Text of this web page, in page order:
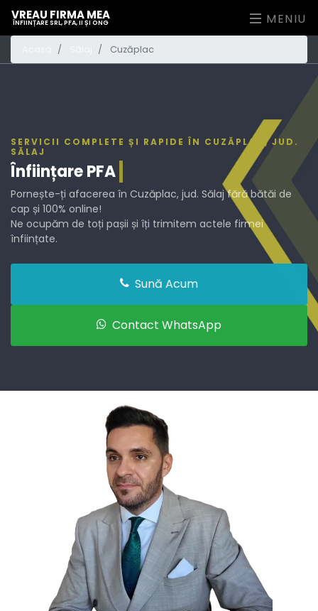
VREAU FIRMA MEA
ÎNFIINȚARE SRL, PFA, II ȘI ONG MENIU
Cuzăplac
SERVICII COMPLETE ȘI RAPIDE ÎN CUZĂPLAC, JUD.
SĂLAJ
ÎnființarePFA
Pornește-ți afacerea în Cuzăplac, jud. Sălaj fără bătăi de
cap și 100% online!
Ne ocupăm de toți pașii și îți trimitem actele firmei
înființate.
Sună Acum
Contact WhatsApp